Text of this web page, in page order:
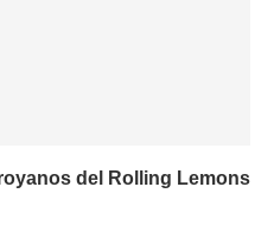
del Rolling Lemons